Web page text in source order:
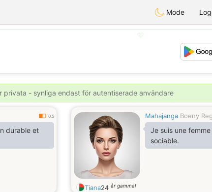
Mode
💕
privata - synliga endast för autentiserade användare
0.5
durable et
Mahajanga Boeny
Je suis une
sociable.
Tiana24 år gammal